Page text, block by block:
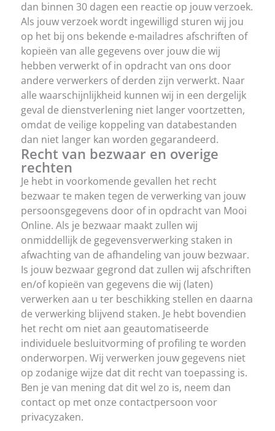
dan binnen 30 dagen een reactie op jouw verzoek.
Als jouw verzoek wordt ingewilligd sturen wij jou
op het bij ons bekende e-mailadres afschriften of
kopieën van alle gegevens over jouw die wij
hebben verwerkt of in opdracht van ons door
andere verwerkers of derden zijn verwerkt. Naar
alle waarschijnlijkheid kunnen wij in een dergelijk
geval de dienstverlening niet langer voortzetten,
omdat de veilige koppeling van databestanden
dan niet langer kan worden gegarandeerd.
Recht van bezwaar en overige
rechten
Je hebt in voorkomende gevallen het recht
bezwaar te maken tegen de verwerking van jouw
persoonsgegevens door of in opdracht van Mooi
Online. Als je bezwaar maakt zullen wij
onmiddellijk de gegevensverwerking staken in
afwachting van de afhandeling van jouw bezwaar.
Is jouw bezwaar gegrond dat zullen wij afschriften
en/of kopieën van gegevens die wij (laten)
verwerken aan u ter beschikking stellen en daarna
de verwerking blijvend staken. Je hebt bovendien
het recht om niet aan geautomatiseerde
individuele besluitvorming of profiling te worden
onderworpen. Wij verwerken jouw gegevens niet
op zodanige wijze dat dit recht van toepassing is.
Ben je van mening dat dit wel zo is, neem dan
contact op met onze contactpersoon voor
privacyzaken.